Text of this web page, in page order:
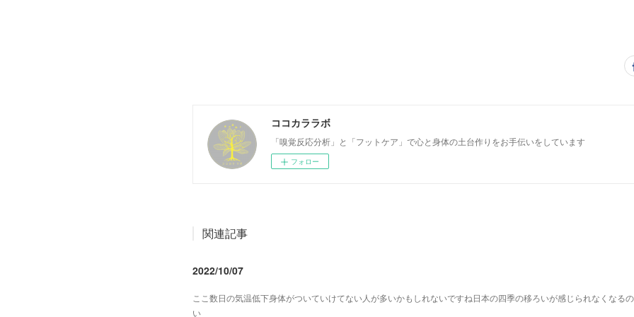
ココカララボ
「嗅覚反応分析」と「フットケア」で心と身体の土台作りをお手伝いをしています
フォロー
関連記事
2022/10/07
ここ数日の気温低下身体がついていけてない人が多いかもしれないですね日本の四季の移ろいが感じられなくなる
い